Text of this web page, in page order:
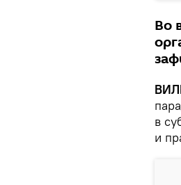
Во
в
и